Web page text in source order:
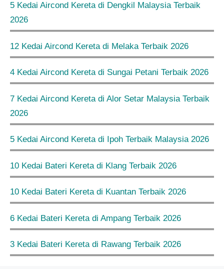
5 Kedai Aircond Kereta di Dengkil Malaysia Terbaik
2026
12 Kedai Aircond Kereta di Melaka Terbaik 2026
4 Kedai Aircond Kereta di Sungai Petani Terbaik 2026
7 Kedai Aircond Kereta di Alor Setar Malaysia Terbaik
2026
5 Kedai Aircond Kereta di Ipoh Terbaik Malaysia 2026
10 Kedai Bateri Kereta di Klang Terbaik 2026
10 Kedai Bateri Kereta di Kuantan Terbaik 2026
6 Kedai Bateri Kereta di Ampang Terbaik 2026
3 Kedai Bateri Kereta di Rawang Terbaik 2026